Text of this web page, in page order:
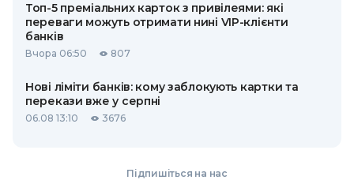
Топ-5 преміальних карток з привілеями: які
переваги можуть отримати нині VIP-клієнти
банків
Вчора 06:50 807
Нові ліміти банків: кому заблокують картки та
перекази вже у серпні
06.08 13:10 3676
Підпишіться на нас